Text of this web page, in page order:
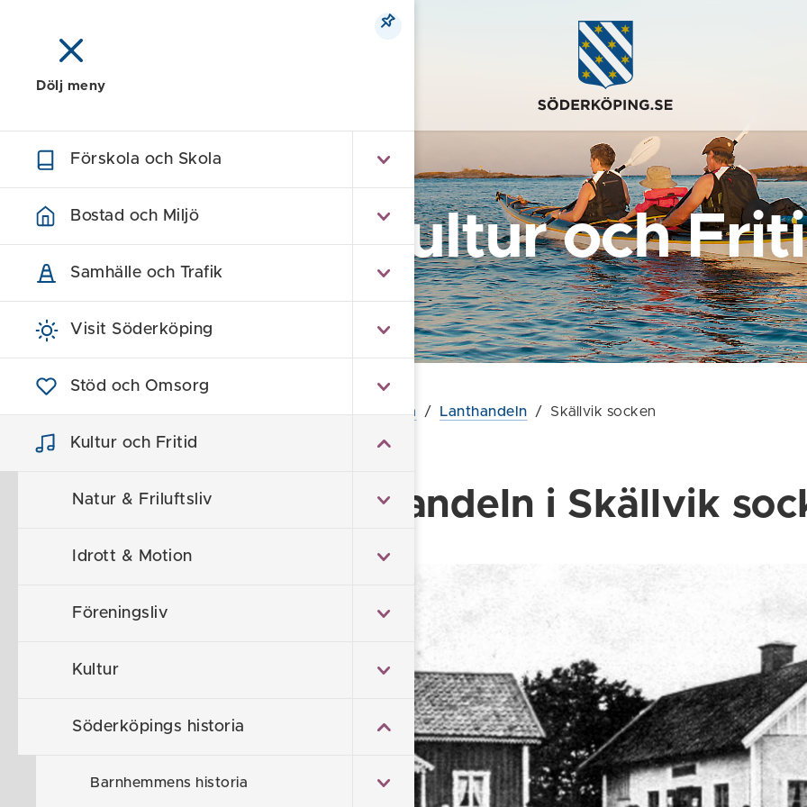
Meny
Dölj meny
Förskola och Skola
Bostad och Miljö
Samhälle och Trafik
Visit Söderköping
Stöd och Omsorg
Kultur och Fritid
Natur & Friluftsliv
Idrott & Motion
Föreningsliv
Kultur
Söderköpings historia
Barnhemmens historia
Kultur och
Hem / Kultur och Fritid / Söderköpings historia / Lanthandeln / Skällvik socken
Lanthandeln i Skällvik